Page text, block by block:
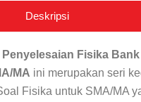
Deskripsi
Fisika Bank
MA ini merupakan seri
Fisika untuk SMA/MA